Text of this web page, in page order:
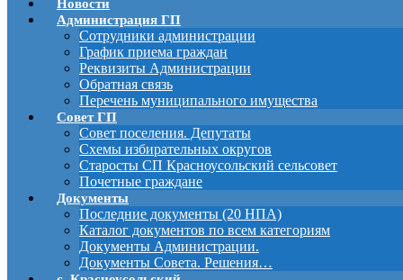
Новости
Администрация ГП
Сотрудники администрации
График приема граждан
Реквизиты Администрации
Обратная связь
Перечень муниципального имущества
Совет ГП
Совет поселения. Депутаты
Схемы избирательных округов
Старосты СП Красноусольский сельсовет
Почетные граждане
Документы
Последние документы (20 НПА)
Каталог документов по всем категориям
Документы Администрации.
Документы Совета. Решения…